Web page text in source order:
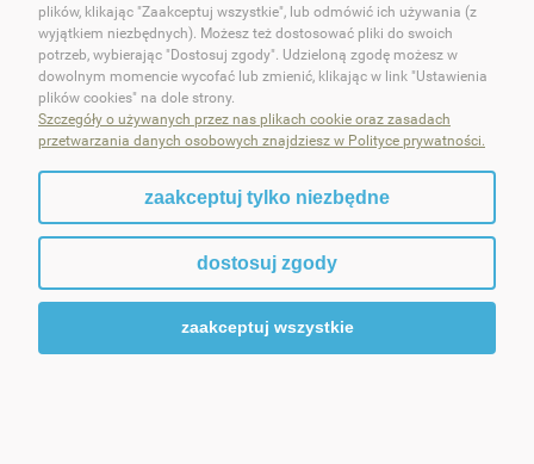
POMOC
MOJE KONTO
pokaż pełną wersję strony
Sklep internetowy Shoper.pl
plików, klikając "Zaakceptuj wszystkie", lub odmówić ich używania (z
wyjątkiem niezbędnych). Możesz też dostosować pliki do swoich
potrzeb, wybierając "Dostosuj zgody". Udzieloną zgodę możesz w
dowolnym momencie wycofać lub zmienić, klikając w link "Ustawienia
plików cookies" na dole strony.
Szczegóły o używanych przez nas plikach cookie oraz zasadach
przetwarzania danych osobowych znajdziesz w Polityce prywatności.
zaakceptuj tylko niezbędne
dostosuj zgody
zaakceptuj wszystkie